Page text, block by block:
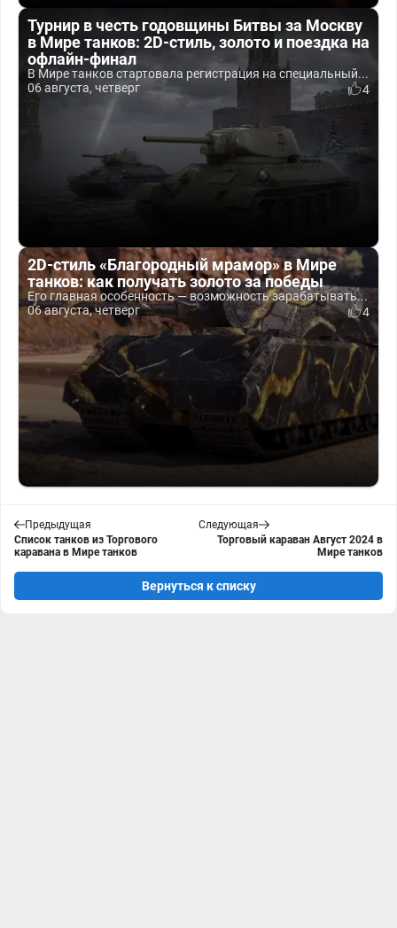
Турнир в честь годовщины Битвы за Москву
в Мире танков: 2D-стиль, золото и поездка на
офлайн-финал
В Мире танков стартовала регистрация на специальный...
06 августа, четверг
4
2D-стиль «Благородный мрамор» в Мире
танков: как получать золото за победы
Его главная особенность — возможность зарабатывать...
06 августа, четверг
4
Предыдущая
Список танков из Торгового
каравана в Мире танков
Следующая
Торговый караван Август 2024 в
Мире танков
Вернуться к списку